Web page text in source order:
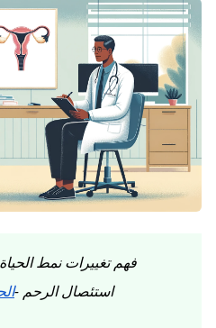
فهم تغييرات نمط
استئصال الرحم -